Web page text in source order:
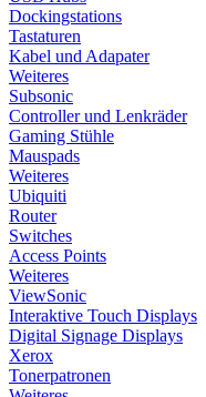
Dockingstations
Tastaturen
Kabel und Adapater
Weiteres
Subsonic
Controller und Lenkräder
Gaming Stühle
Mauspads
Weiteres
Ubiquiti
Router
Switches
Access Points
Weiteres
ViewSonic
Interaktive Touch Displays
Digital Signage Displays
Xerox
Tonerpatronen